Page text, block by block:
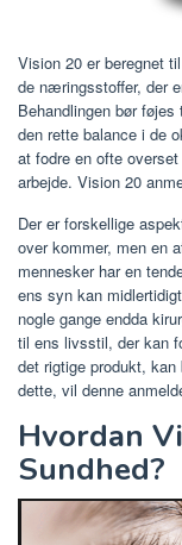
Vision 20 er beregnet
de næringsstoffer, der
Behandlingen bør
den rette balance i de
at fodre en ofte
arbejde. Vision 20
Der er forskellige
over kommer, men en
mennesker har en
ens syn kan
nogle gange endda
til ens livsstil, der kan
det rigtige produkt,
dette, vil denne
Hvordan
Sundhed?